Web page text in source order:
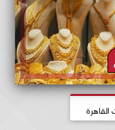
القاهرة